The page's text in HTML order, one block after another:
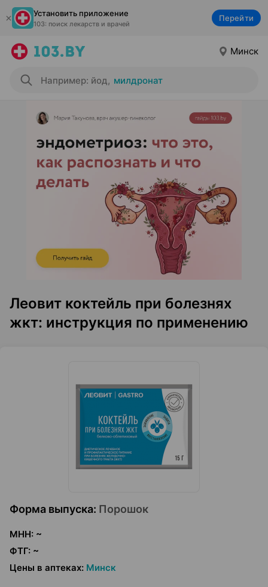
Установить приложение
103: поиск лекарств и врачей
Перейти
Минск
Например: йод, милдронат
Леовит коктейль при болезнях
жкт: инструкция по применению
Форма выпуска: Порошок
МНН: ~
ФТГ: ~
Цены в аптеках: Минск